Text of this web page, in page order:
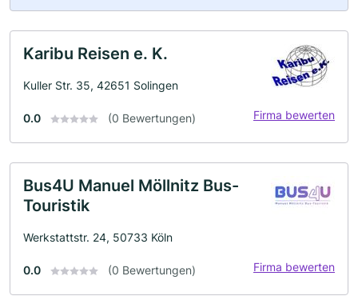
Karibu Reisen e. K.
Kuller Str. 35, 42651 Solingen
0.0 (0 Bewertungen) Firma bewerten
Bus4U Manuel Möllnitz Bus-
Touristik
Werkstattstr. 24, 50733 Köln
0.0 (0 Bewertungen) Firma bewerten